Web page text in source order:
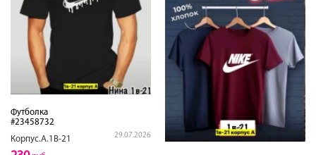
Футболка
#23458732
Корпус.А.1В-21
29.07.2026